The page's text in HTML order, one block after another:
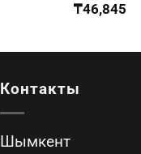
₸46,845
Контакты
Шымкент